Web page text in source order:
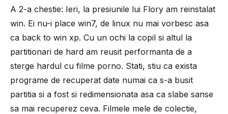
A 2-a chestie: Ieri, la presiunile lui Flory am reinstalat
win. Ei nu-i place win7, de linux nu mai vorbesc asa
ca back to win xp. Cu un ochi la copil si altul la
partitionari de hard am reusit performanta de a
sterge hardul cu filme porno. Stati, stiu ca exista
programe de recuperat date numai ca s-a busit
partitia si a fost si redimensionata asa ca slabe sanse
sa mai recuperez ceva. Filmele mele de colectie,